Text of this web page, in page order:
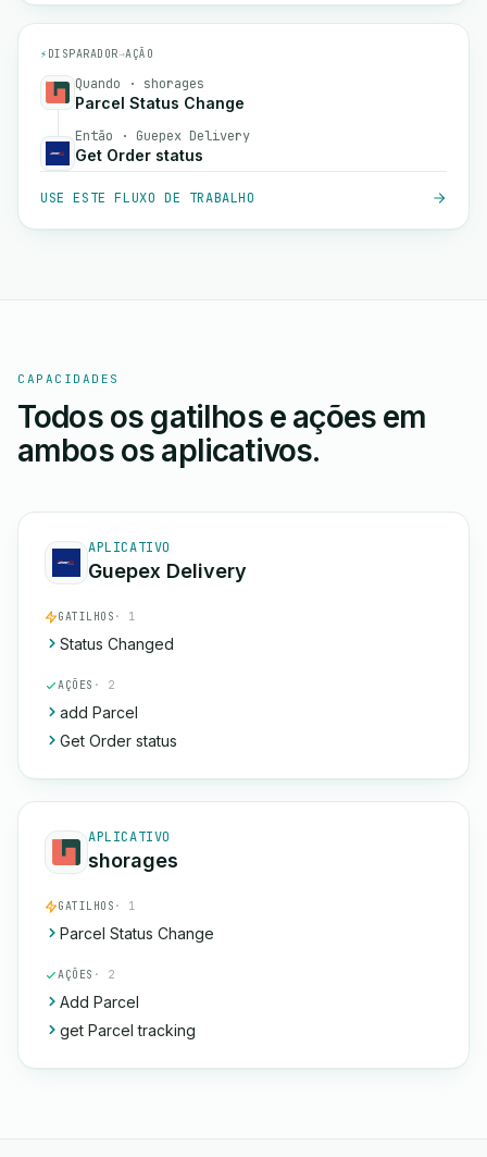
⚡ DISPARADOR→AÇÃO
Quando · shorages
Parcel Status Change
Então · Guepex Delivery
Get Order status
USE ESTE FLUXO DE TRABALHO
CAPACIDADES
Todos os gatilhos e ações em
ambos os aplicativos.
APLICATIVO
Guepex Delivery
GATILHOS · 1
Status Changed
AÇÕES · 2
add Parcel
Get Order status
APLICATIVO
shorages
GATILHOS · 1
Parcel Status Change
AÇÕES · 2
Add Parcel
get Parcel tracking